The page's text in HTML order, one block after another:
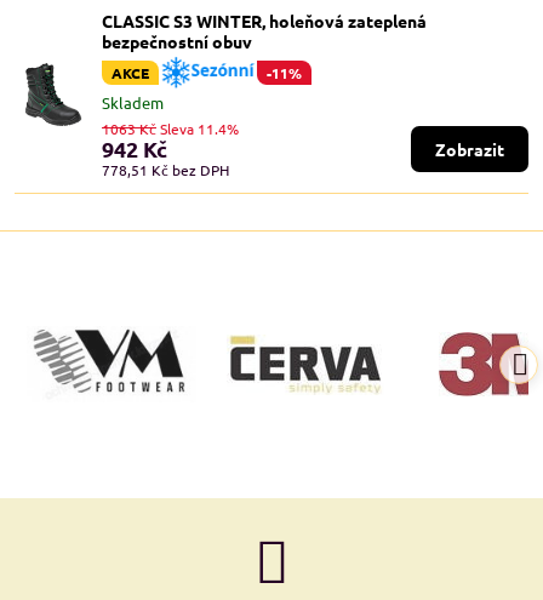
CLASSIC S3 WINTER, holeňová zateplená
bezpečnostní obuv
AKCE -11%
Skladem
942 Kč
778,51 Kč bez DPH
1063 KčSleva 11.4%
Zobrazit